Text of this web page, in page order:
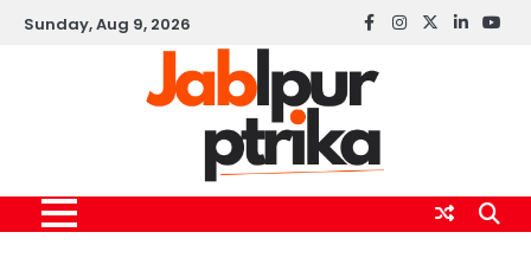
SkipSunday, Aug 9, 2026 Facebook
instagram
twitterlinkedin